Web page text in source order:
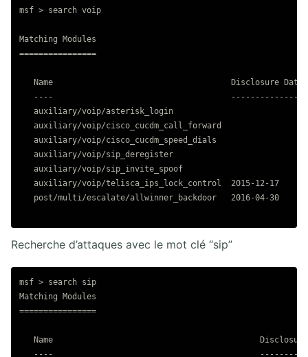
msf > search voip
Matching Modules
================
Name                                     Disclosure Date
----                                     ---------------
auxiliary/voip/asterisk_login
auxiliary/voip/cisco_cucdm_call_forward
auxiliary/voip/cisco_cucdm_speed_dials
auxiliary/voip/sip_deregister
auxiliary/voip/sip_invite_spoof
auxiliary/voip/telisca_ips_lock_control  2015-12-17
post/multi/escalate/allwinner_backdoor   2016-04-30
Recherche d’attaques avec le mot clé “sip”
msf > search sip
Matching Modules
================
Name
----